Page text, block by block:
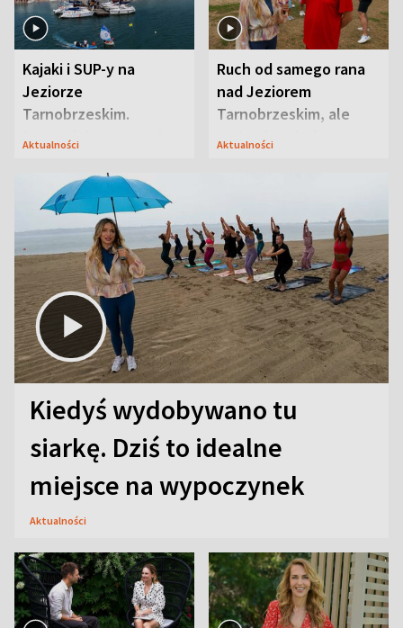
Kajaki i SUP-y na
Jeziorze
Tarnobrzeskim.
Przyrodnicy zwracają
Aktualności
Ruch od samego rana
nad Jeziorem
Tarnobrzeskim, ale
ważna jest jedna
Aktualności
Kiedyś wydobywano tu
siarkę. Dziś to idealne
miejsce na wypoczynek
Aktualności